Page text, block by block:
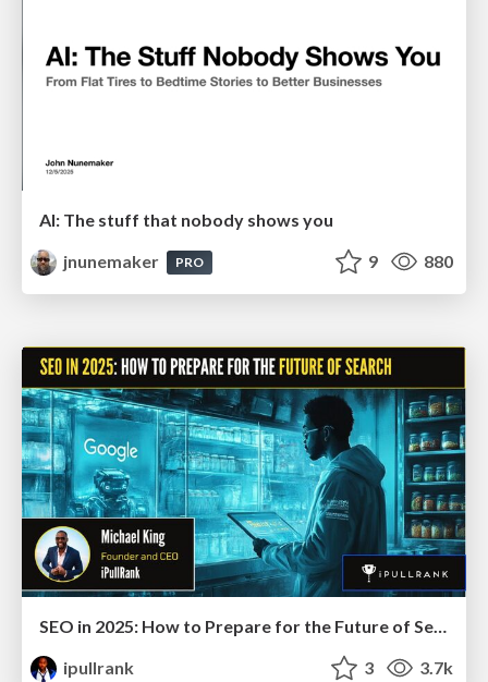
AI: The stuff that nobody shows you
jnunemaker
PRO 9 880
ipullrank
3 3.7k